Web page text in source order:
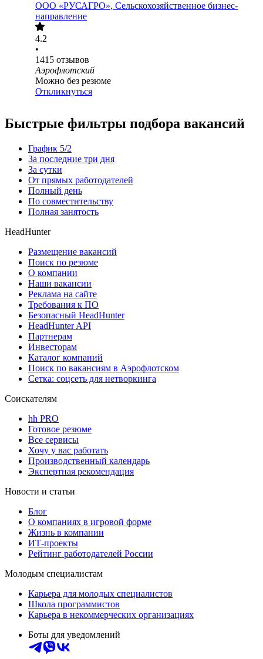
ООО «РУСАГРО», Сельскохозяйственное бизнес-
направление
4.2
•
1415 отзывов
Аэрофлотский
Можно без резюме
Откликнуться
Быстрые фильтры подбора вакансий
График 5/2
За последние три дня
За сутки
От прямых работодателей
Полный день
По совместительству
Полная занятость
HeadHunter
Размещение вакансий
Поиск по резюме
О компании
Наши вакансии
Реклама на сайте
Требования к ПО
Безопасный HeadHunter
HeadHunter API
Партнерам
Инвесторам
Каталог компаний
Поиск по вакансиям в Аэрофлотском
Сетка: соцсеть для нетворкинга
Соискателям
hh PRO
Готовое резюме
Все сервисы
Хочу у вас работать
Производственный календарь
Экспертная рекомендация
Новости и статьи
Блог
О компаниях в игровой форме
Жизнь в компании
ИТ-проекты
Рейтинг работодателей России
Молодым специалистам
Карьера для молодых специалистов
Школа программистов
Карьера в некоммерческих организациях
Боты для уведомлений